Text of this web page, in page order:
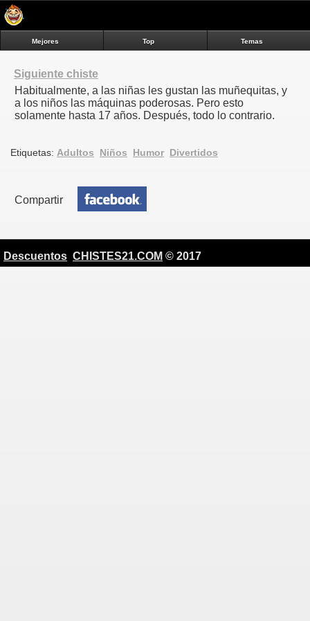
Mejores Top Temas
Siguiente chiste
Habitualmente, a las niñas les gustan las muñequitas, y
a los niños las máquinas poderosas. Pero esto
solamente hasta 17 años. Después, todo lo contrario.
Etiquetas: Adultos Niños Humor Divertidos
Compartir
Descuentos CHISTES21.COM © 2017